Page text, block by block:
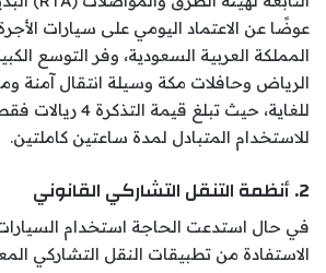
عوضًا عن الاعتماد اليومي على سيارات
المملكة العربية السعودية، وفر التوسع
الرياض وحافلات مكة وسيلة انتقال آمنة
للغاية، حيث تبلغ
للاستخدام المتبادل لمدة ساعتين كاملتين.
2. أنظمة التنقل التشاركي القانوني
في حال استدعت الحاجة استخدام
الاستفادة من تطبيقات النقل التشاركي